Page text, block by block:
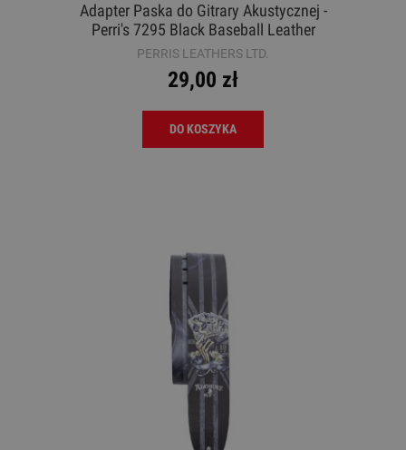
Adapter Paska do Gitrary Akustycznej -
Perri's 7295 Black Baseball Leather
PERRIS LEATHERS LTD.
29,00 zł
DO KOSZYKA